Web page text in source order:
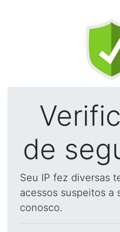
de
Seu IP fez diversas
acessos suspeitos a
conosco.